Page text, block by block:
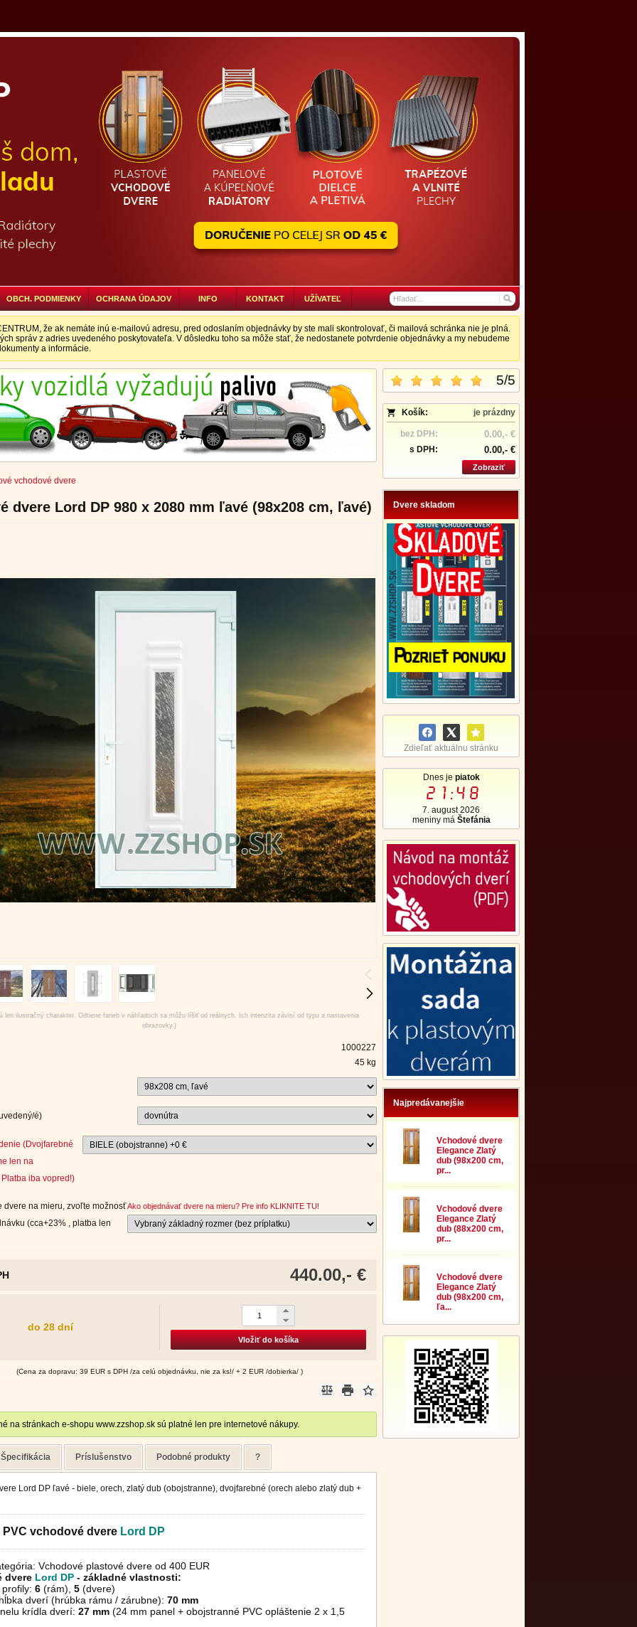
OBCH. PODMIENKY OCHRANA ÚDAJOV INFO KONTAKT UŽÍVATEĽ
že ak nemáte inú e-mailovú adresu, pred odoslaním objednávky by ste mali skontrolovať, či mailová schránka nie je plná.
správ z adries uvedeného poskytovateľa. V dôsledku toho sa môže stať, že nedostanete potvrdenie objednávky a my nebudeme
a informácie.
5/5
Košík: je prázdny
bez DPH: 0.00,- €
s DPH: 0.00,- €
Zobraziť
Dvere skladom
Zdieľať aktuálnu stránku
Dnes je piatok
21:48
7. august 2026
meniny má Štefánia
Najpredávanejšie
Vchodové dvere
Elegance Zlatý
dub (98x200 cm,
pr...
Vchodové dvere
Elegance Zlatý
dub (88x200 cm,
pr...
Vchodové dvere
Elegance Zlatý
dub (98x200 cm,
ľa...
vchodové dvere
dvere Lord DP 980 x 2080 mm ľavé (98x208 cm, ľavé)
len ilustračný charakter. Odtiene farieb v náhľadoch sa môžu líšiť od reálnych. Ich intenzita závisí od typu a nastavenia
obrazovky.)
1000227
45 kg
é)
(Dvojfarebné
len na
iba vopred!)
dvere na mieru, zvoľte možnosť
(cca+23% , platba len
Ako objednávať dvere na mieru? Pre info KLIKNITE TU!
440.00,- €
do 28 dní
Vložiť do košíka
(Cena za dopravu: 39 EUR s DPH /za celú objednávku, nie za ks!/ + 2 EUR /dobierka/ )
na stránkach e-shopu www.zzshop.sk sú platné len pre internetové nákupy.
Špecifikácia Príslušenstvo Podobné produkty ?
Lord DP ľavé - biele, orech, zlatý dub (obojstranne), dvojfarebné (orech alebo zlatý dub +
PVC vchodové dvere Lord DP
Vchodové plastové dvere od 400 EUR
dvere Lord DP- základné vlastnosti:
6 (rám), 5(dvere)
dverí (hrúbka rámu / zárubne): 70 mm
krídla dverí: 27 mm(24 mm panel + obojstranné PVC opláštenie 2 x 1,5